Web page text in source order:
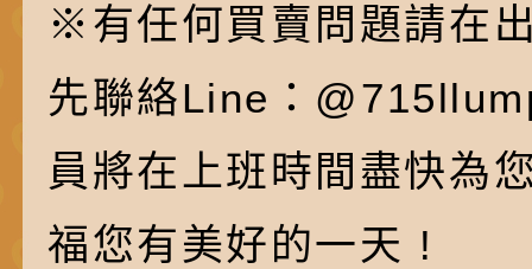
※有任何買賣問題請在
先聯絡Line：
員將在上班時間盡快為
福您有美好的一天 !